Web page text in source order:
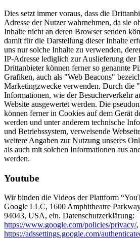
Dies setzt immer voraus, dass die
Adresse der Nutzer wahrnehmen, da sie
Inhalte nicht an deren Browser senden
damit für die Darstellung dieser Inhalte
uns nur solche Inhalte zu verwenden,
IP-Adresse lediglich zur Auslieferung der
Drittanbieter können ferner so genannte
Grafiken, auch als "Web Beacons"
Marketingzwecke verwenden. Durch die
Informationen, wie der Besucherverkehr
Website ausgewertet werden. Die
können ferner in Cookies auf dem Gerät
werden und unter anderem technische
und Betriebssystem, verweisende
weitere Angaben zur Nutzung unseres
als auch mit solchen Informationen aus
werden.
Youtube
Wir binden die Videos der Plattform
Google LLC, 1600 Amphitheatre
94043, USA, ein. Datenschutzerklärung:
https://www.google.com/policies/privacy/,
https://adssettings.google.com/